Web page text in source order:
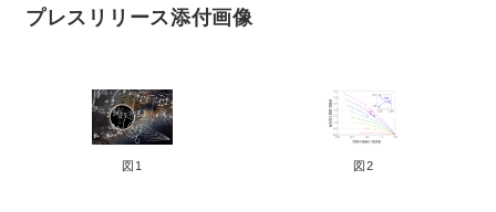
プレスリリース添付画像
図1 図2